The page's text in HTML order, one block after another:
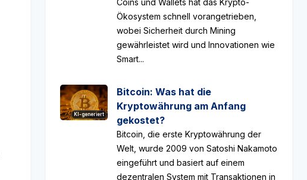
Coins und Wallets hat das Krypto-
Ökosystem schnell vorangetrieben,
wobei Sicherheit durch Mining
gewährleistet wird und Innovationen wie
Smart...
KI-generiert
Bitcoin: Was hat die
Kryptowährung am Anfang
gekostet?
Bitcoin, die erste Kryptowährung der
Welt, wurde 2009 von Satoshi Nakamoto
eingeführt und basiert auf einem
dezentralen System mit Transaktionen in